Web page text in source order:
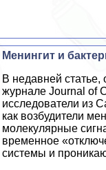
Менингит и
В недавней статье,
журнале Journal of
исследователи из
как возбудители
молекулярные
временное
системы и